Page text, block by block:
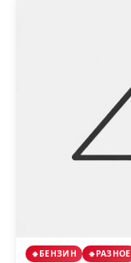
БЕНЗИН РАЗНОЕ